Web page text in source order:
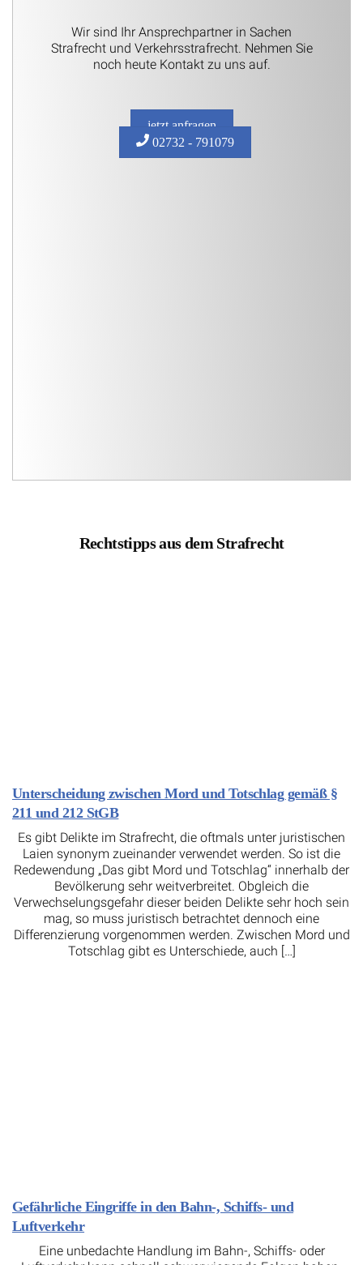
Wir sind Ihr Ansprechpartner in Sachen
Strafrecht und Verkehrsstrafrecht. Nehmen Sie
noch heute Kontakt zu uns auf.
jetzt anfragen
02732 - 791079
Rechtstipps aus dem Strafrecht
Unterscheidung zwischen Mord und Totschlag gemäß §
211 und 212 StGB
Es gibt Delikte im Strafrecht, die oftmals unter juristischen
Laien synonym zueinander verwendet werden. So ist die
Redewendung „Das gibt Mord und Totschlag“ innerhalb der
Bevölkerung sehr weitverbreitet. Obgleich die
Verwechselungsgefahr dieser beiden Delikte sehr hoch sein
mag, so muss juristisch betrachtet dennoch eine
Differenzierung vorgenommen werden. Zwischen Mord und
Totschlag gibt es Unterschiede, auch […]
Gefährliche Eingriffe in den Bahn-, Schiffs- und
Luftverkehr
Eine unbedachte Handlung im Bahn-, Schiffs- oder